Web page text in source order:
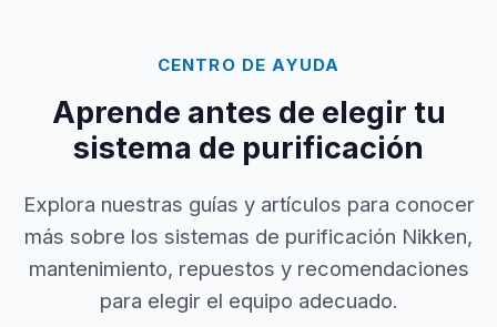
CENTRO DE AYUDA
Aprende antes de elegir tu
sistema de purificación
Explora nuestras guías y artículos para conocer
más sobre los sistemas de purificación Nikken,
mantenimiento, repuestos y recomendaciones
para elegir el equipo adecuado.